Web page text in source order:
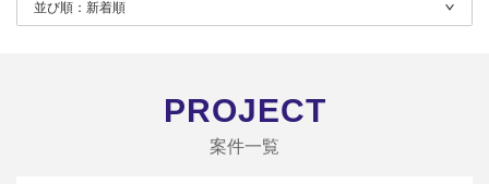
並び順： 新着順
PROJECT
案件一覧